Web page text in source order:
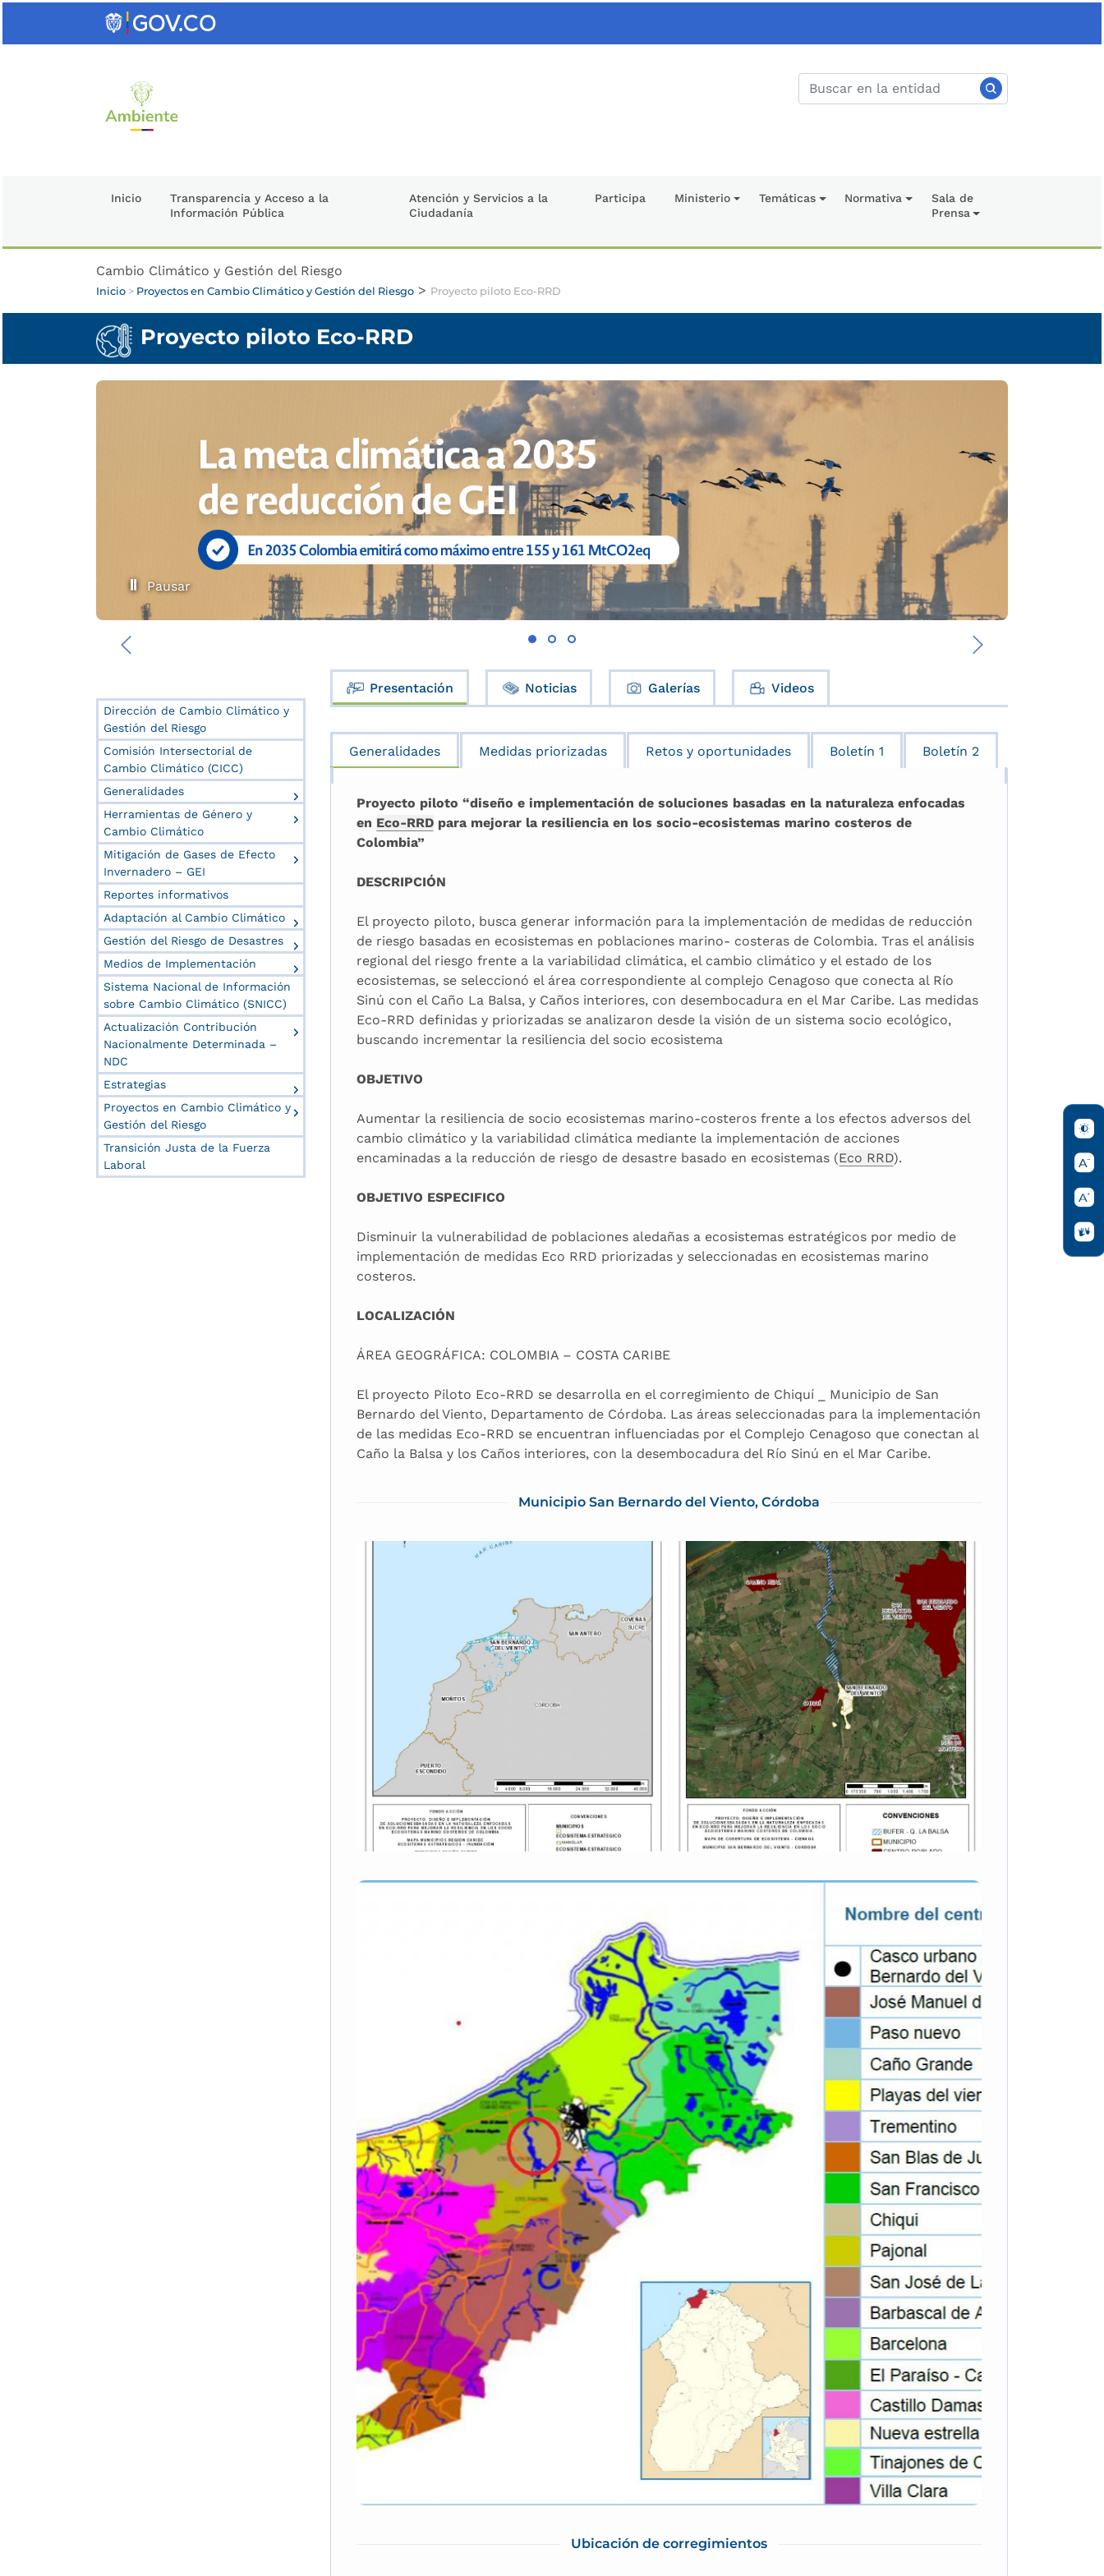
Inicio
Transparencia y Acceso a la
Información Pública
Atención y Servicios a la
Ciudadanía
Participa Ministerio Temáticas Normativa
Sala de
Prensa
Cambio Climático y Gestión del Riesgo
Inicio > Proyectos en Cambio Climático y Gestión del Riesgo > Proyecto piloto Eco-RRD
Proyecto piloto Eco-RRD
‹ ›
Pausar
Dirección de Cambio Climático y
Gestión del Riesgo
Comisión Intersectorial de
Cambio Climático (CICC)
Generalidades
Herramientas de Género y
Cambio Climático
Mitigación de Gases de Efecto
Invernadero – GEI
Reportes informativos
Adaptación al Cambio Climático
Gestión del Riesgo de Desastres
Medios de Implementación
Sistema Nacional de Información
sobre Cambio Climático (SNICC)
Actualización Contribución
Nacionalmente Determinada –
NDC
Estrategias
Proyectos en Cambio Climático y
Gestión del Riesgo
Transición Justa de la Fuerza
Laboral
Presentación Noticias Galerías Videos
Generalidades Medidas priorizadas Retos y oportunidades Boletín 1 Boletín 2
Proyecto piloto “diseño e implementación de soluciones basadas en la naturaleza enfocadas
en Eco-RRD para mejorar la resiliencia en los socio-ecosistemas marino costeros de
Colombia”
DESCRIPCIÓN
El proyecto piloto, busca generar información para la implementación de medidas de reducción
de riesgo basadas en ecosistemas en poblaciones marino- costeras de Colombia. Tras el análisis
regional del riesgo frente a la variabilidad climática, el cambio climático y el estado de los
ecosistemas, se seleccionó el área correspondiente al complejo Cenagoso que conecta al Río
Sinú con el Caño La Balsa, y Caños interiores, con desembocadura en el Mar Caribe. Las medidas
Eco-RRD definidas y priorizadas se analizaron desde la visión de un sistema socio ecológico,
buscando incrementar la resiliencia del socio ecosistema
OBJETIVO
Aumentar la resiliencia de socio ecosistemas marino-costeros frente a los efectos adversos del
cambio climático y la variabilidad climática mediante la implementación de acciones
encaminadas a la reducción de riesgo de desastre basado en ecosistemas (Eco RRD).
OBJETIVO ESPECIFICO
Disminuir la vulnerabilidad de poblaciones aledañas a ecosistemas estratégicos por medio de
implementación de medidas Eco RRD priorizadas y seleccionadas en ecosistemas marino
costeros.
LOCALIZACIÓN
ÁREA GEOGRÁFICA: COLOMBIA – COSTA CARIBE
El proyecto Piloto Eco-RRD se desarrolla en el corregimiento de Chiquí _ Municipio de San
Bernardo del Viento, Departamento de Córdoba. Las áreas seleccionadas para la implementación
de las medidas Eco-RRD se encuentran influenciadas por el Complejo Cenagoso que conectan al
Caño la Balsa y los Caños interiores, con la desembocadura del Río Sinú en el Mar Caribe.
Municipio San Bernardo del Viento, Córdoba
Ubicación de corregimientos